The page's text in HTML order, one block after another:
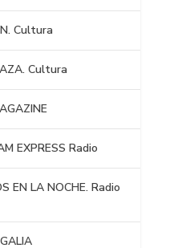
Cultura
Cultura
EXPRESS Radio
EN LA NOCHE. Radio